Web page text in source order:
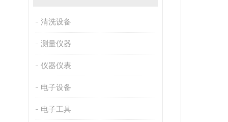
清洗设备
测量仪器
仪器仪表
电子设备
电子工具